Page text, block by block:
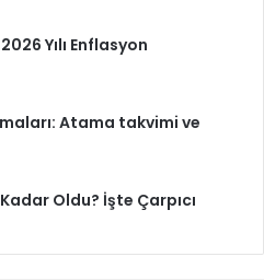
Yılı Enflasyon
Atama takvimi ve
Oldu? İşte Çarpıcı